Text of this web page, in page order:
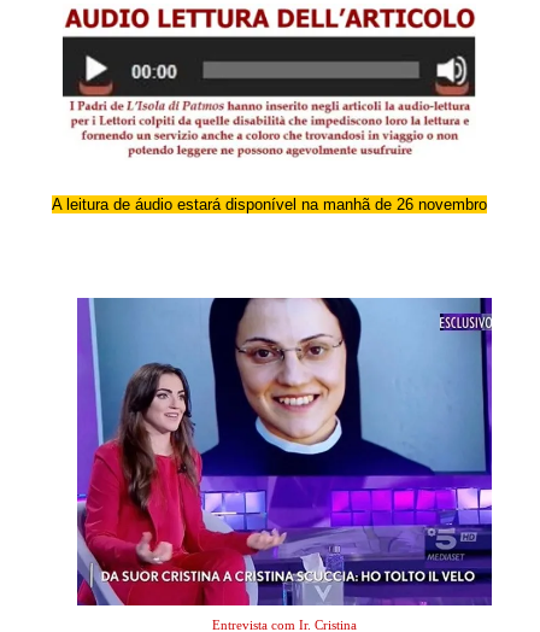
A leitura de áudio estará disponível na manhã de 26 novembro
Entrevista com Ir. Cristina